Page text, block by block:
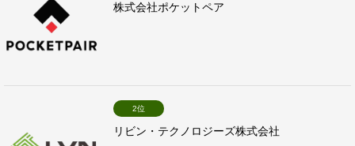
株式会社ポケットペア
2位
リビン・テクノロジーズ株式会社